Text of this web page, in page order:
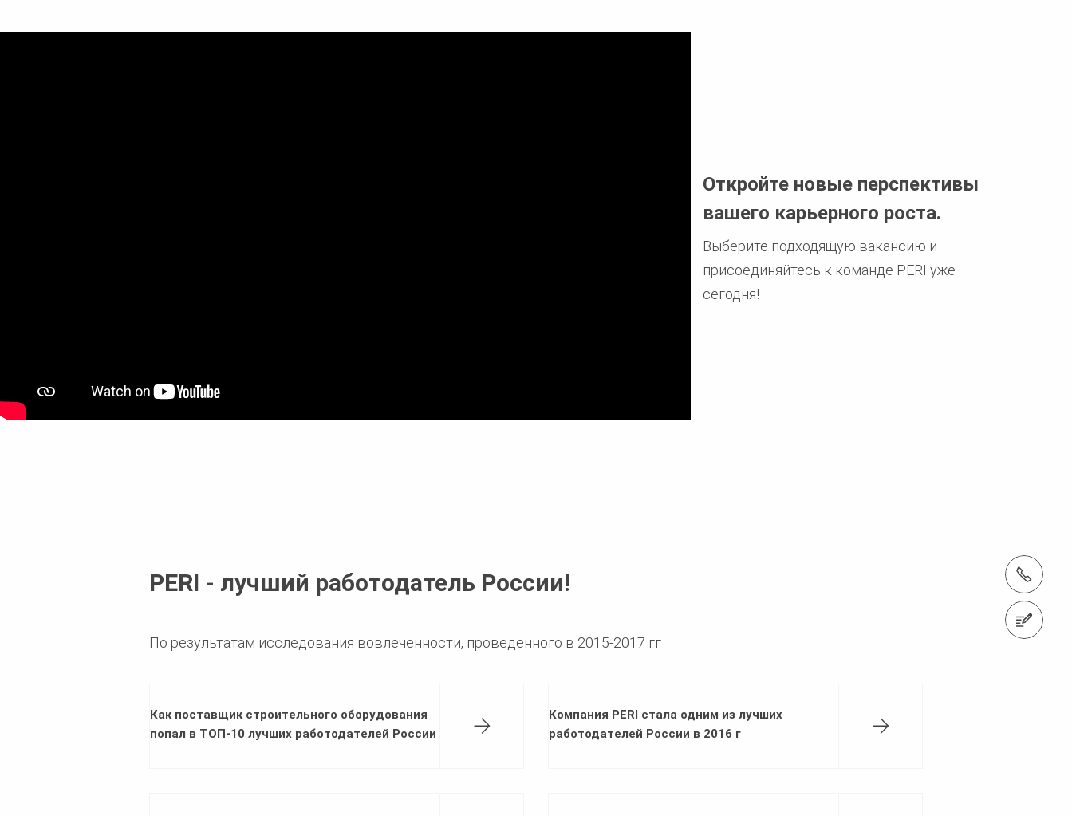
Откройте новые перспективы
вашего карьерного роста.
Выберите подходящую вакансию и
присоединяйтесь к команде PERI уже
сегодня!
PERI - лучший работодатель России!
По результатам исследования вовлеченности, проведенного в 2015-2017 гг
Как поставщик строительного оборудования
попал в ТОП-10 лучших работодателей России
Компания PERI стала одним из лучших
работодателей России в 2016 г